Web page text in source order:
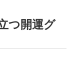
つ開運グ